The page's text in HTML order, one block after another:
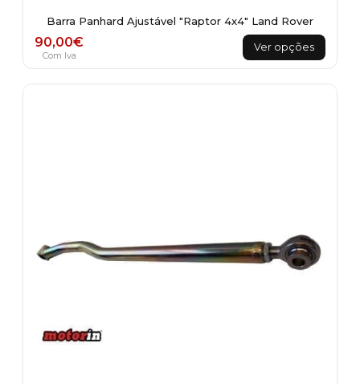
Barra Panhard Ajustável "Raptor 4x4" Land Rover
90,00€
Com Iva
Ver opções
This
product
has
multiple
page